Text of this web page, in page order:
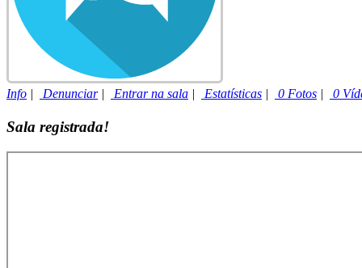
Info | Denunciar| Entrar na sala | Estatísticas | 0 Fotos | 0
Sala registrada!